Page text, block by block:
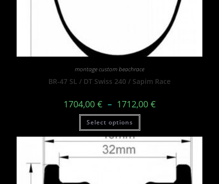
montage custom beachrace
BR-47 SL / DT Swiss 240 / Sapim Race
1704,00 € – 1712,00 €
Select options